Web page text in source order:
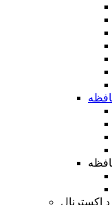
اکسترنال